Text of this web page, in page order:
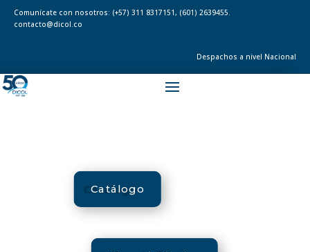
Comunícate con nosotros: (+57) 311 8317151, (601) 2639455.
contacto@dicol.co
Despachos a nivel Nacional
Catálogo